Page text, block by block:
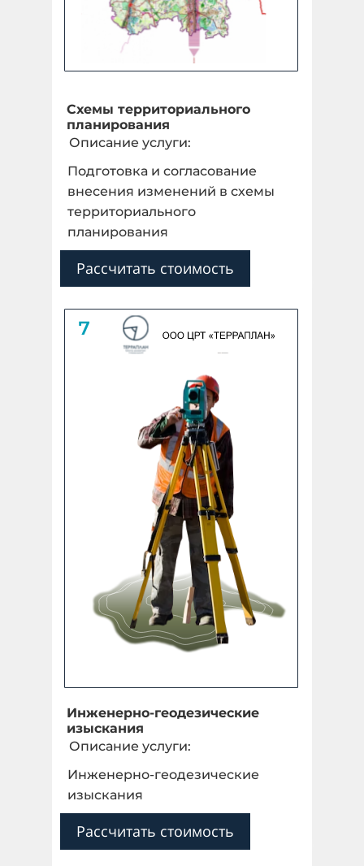
Схемы территориального
планирования
Описание услуги:
Подготовка и согласование
внесения изменений в схемы
территориального
планирования
Рассчитать стоимость
Инженерно-геодезические
изыскания
Описание услуги:
Инженерно-геодезические
изыскания
Рассчитать стоимость